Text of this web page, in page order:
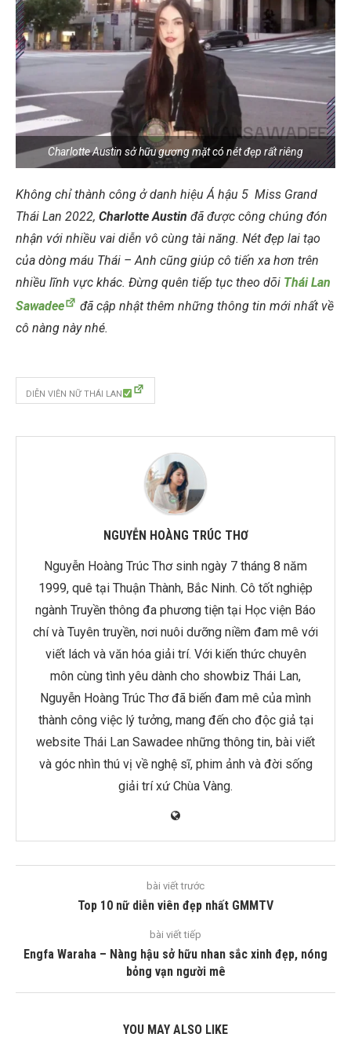
Charlotte Austin sở hữu gương mặt có nét đẹp rất riêng
Không chỉ thành công ở danh hiệu Á hậu 5 Miss Grand
Thái Lan 2022, Charlotte Austin đã được công chúng đón
nhận với nhiều vai diễn vô cùng tài năng. Nét đẹp lai tạo
của dòng máu Thái – Anh cũng giúp cô tiến xa hơn trên
nhiều lĩnh vực khác. Đừng quên tiếp tục theo dõi Thái Lan
Sawadee
đã cập nhật thêm những thông tin mới nhất về
cô nàng này nhé.
DIỄN VIÊN NỮ THÁI LAN
NGUYỄN HOÀNG TRÚC THƠ
Nguyễn Hoàng Trúc Thơ sinh ngày 7 tháng 8 năm
1999, quê tại Thuận Thành, Bắc Ninh. Cô tốt nghiệp
ngành Truyền thông đa phương tiện tại Học viện Báo
chí và Tuyên truyền, nơi nuôi dưỡng niềm đam mê với
viết lách và văn hóa giải trí. Với kiến thức chuyên
môn cùng tình yêu dành cho showbiz Thái Lan,
Nguyễn Hoàng Trúc Thơ đã biến đam mê của mình
thành công việc lý tưởng, mang đến cho độc giả tại
website Thái Lan Sawadee những thông tin, bài viết
và góc nhìn thú vị về nghệ sĩ, phim ảnh và đời sống
giải trí xứ Chùa Vàng.
bài viết trước
Top 10 nữ diễn viên đẹp nhất GMMTV
bài viết tiếp
Engfa Waraha – Nàng hậu sở hữu nhan sắc xinh đẹp, nóng
bỏng vạn người mê
YOU MAY ALSO LIKE